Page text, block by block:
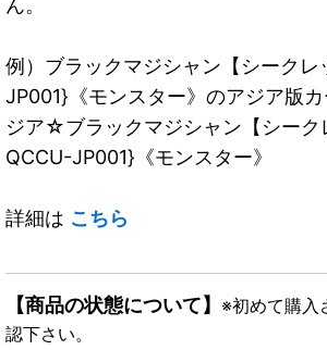
ん。
例）ブラックマジシャン【シーク
JP001}《モンスター》のアジア版
ジア☆ブラックマジシャン【シーク
QCCU-JP001}《モンスター》
詳細は こちら
【商品の状態について】 ※初めて購入
認下さい。